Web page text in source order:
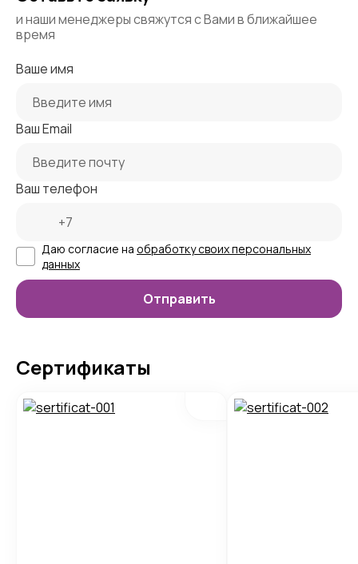
и наши менеджеры свяжутся с Вами в ближайшее
время
Ваше имя
Ваш Email
Ваш телефон
Даю согласие на обработку своих персональных
данных
Сертификаты